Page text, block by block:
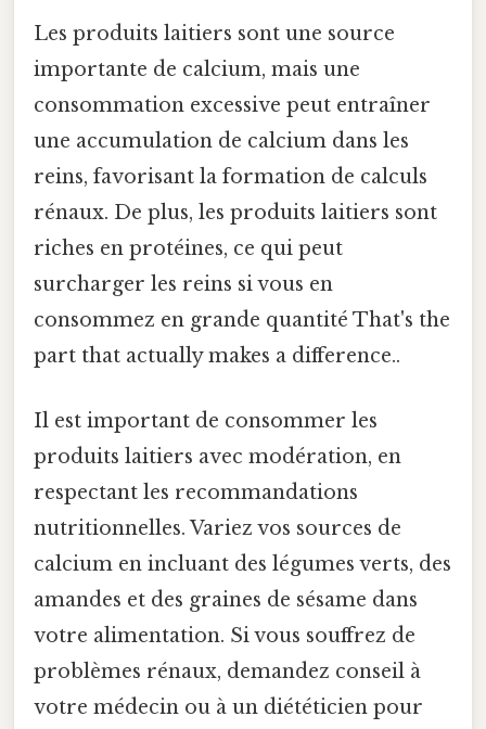
Les produits laitiers sont une source
importante de calcium, mais une
consommation excessive peut entraîner
une accumulation de calcium dans les
reins, favorisant la formation de calculs
rénaux. De plus, les produits laitiers sont
riches en protéines, ce qui peut
surcharger les reins si vous en
consommez en grande quantité That's the
part that actually makes a difference..
Il est important de consommer les
produits laitiers avec modération, en
respectant les recommandations
nutritionnelles. Variez vos sources de
calcium en incluant des légumes verts, des
amandes et des graines de sésame dans
votre alimentation. Si vous souffrez de
problèmes rénaux, demandez conseil à
votre médecin ou à un diététicien pour